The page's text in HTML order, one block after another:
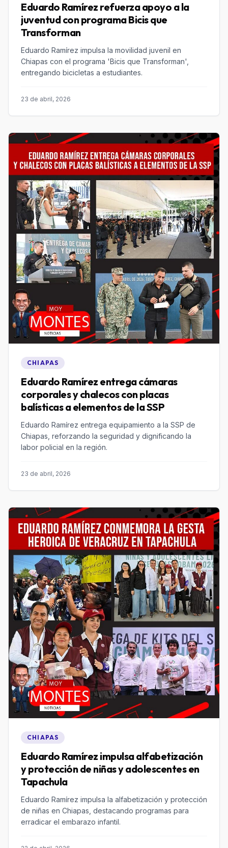
Eduardo Ramírez refuerza apoyo a la
juventud con programa Bicis que
Transforman
Eduardo Ramírez impulsa la movilidad juvenil en
Chiapas con el programa 'Bicis que Transforman',
entregando bicicletas a estudiantes.
23 de abril, 2026
CHIAPAS
Eduardo Ramírez entrega cámaras
corporales y chalecos con placas
balísticas a elementos de la SSP
Eduardo Ramírez entrega equipamiento a la SSP de
Chiapas, reforzando la seguridad y dignificando la
labor policial en la región.
23 de abril, 2026
CHIAPAS
Eduardo Ramírez impulsa alfabetización
y protección de niñas y adolescentes en
Tapachula
Eduardo Ramírez impulsa la alfabetización y protección
de niñas en Chiapas, destacando programas para
erradicar el embarazo infantil.